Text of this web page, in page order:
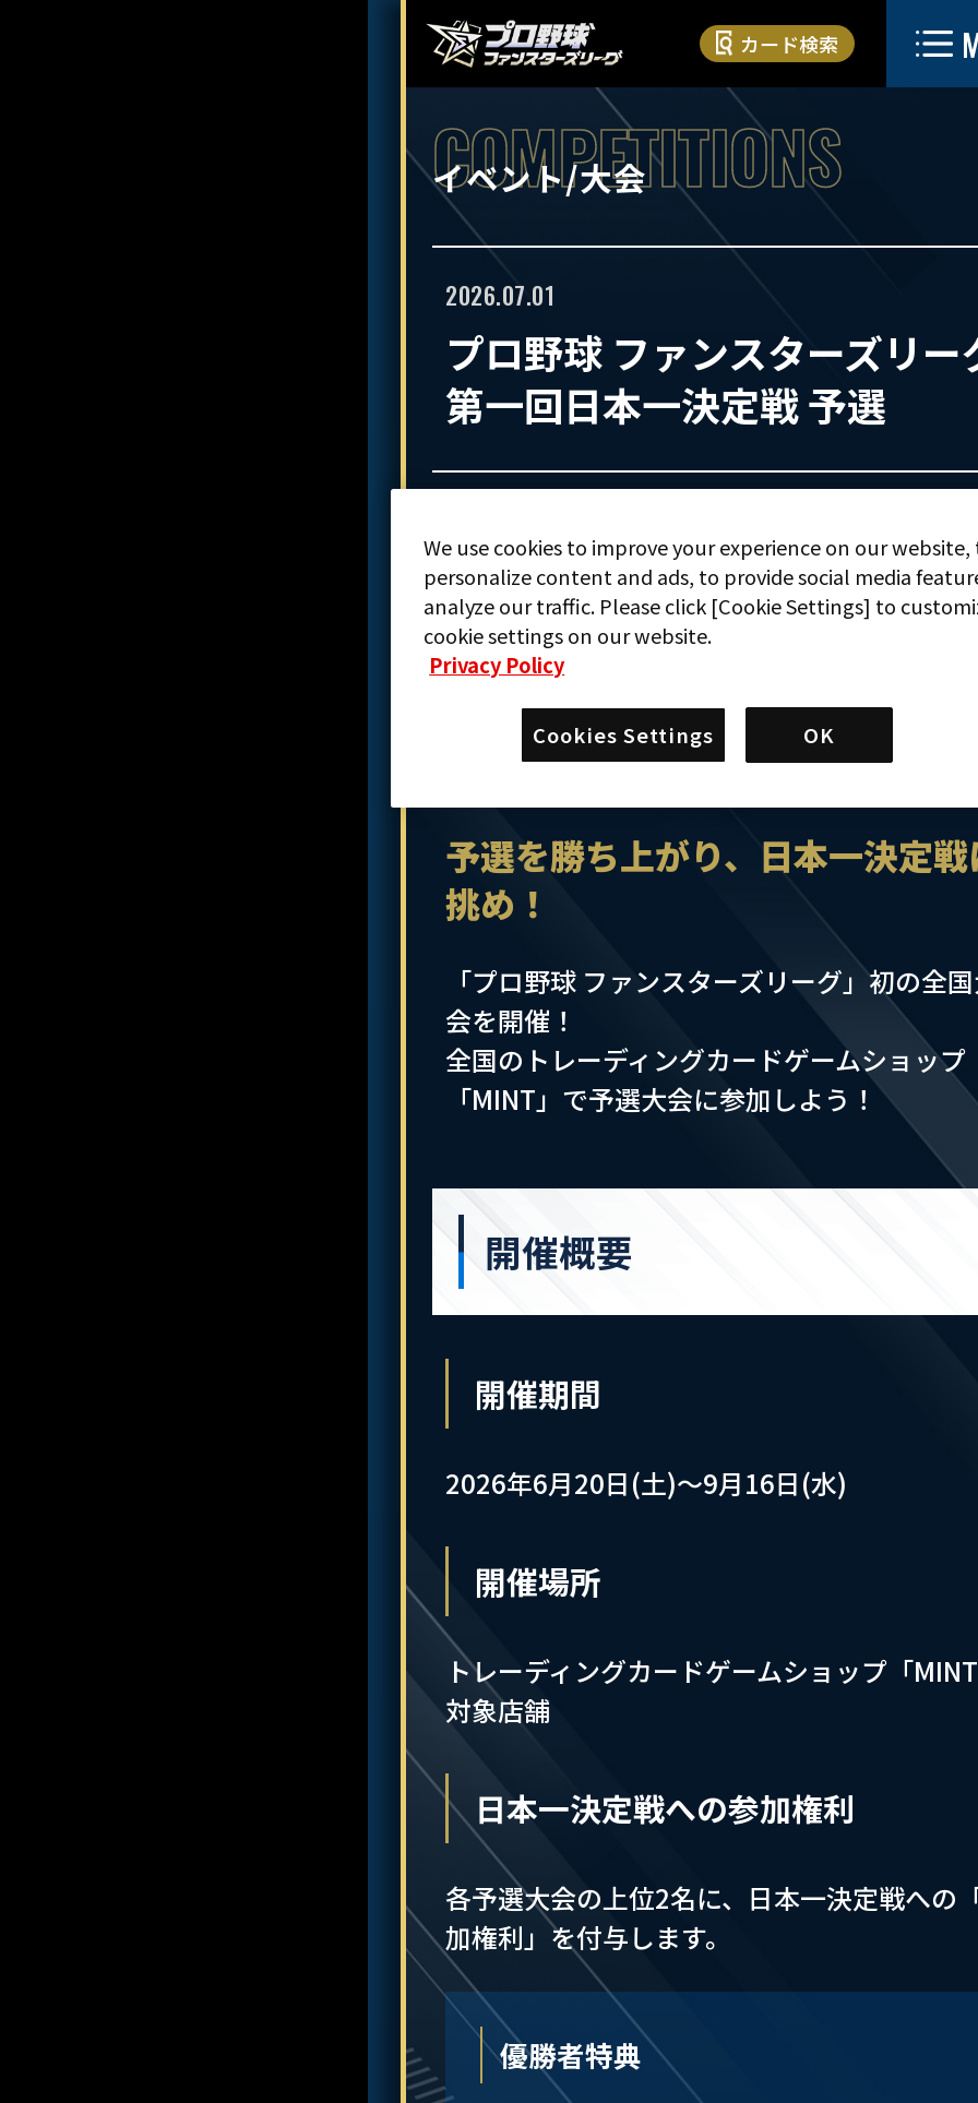
カード検索
イベント/大会
2026.07.01
プロ野球 ファンスターズリー
第一回日本一決定戦 予選
予選を勝ち上がり、日本一決定
挑め！
「プロ野球 ファンスターズリーグ」初の全
会を開催！
全国のトレーディングカードゲームショップ
「MINT」で予選大会に参加しよう！
開催概要
開催期間
2026年6月20日(土)～9月16日(水)
開催場所
トレーディングカードゲームショップ「
対象店舗
日本一決定戦への参加権利
各予選大会の上位2名に、日本一決定戦への
加権利」を付与します。
優勝者特典
We use cookies to improve your experience on our website,
personalize content and ads, to provide social media
analyze our traffic. Please click [Cookie Settings] to
cookie settings on our website.
Privacy Policy
Cookies Settings OK